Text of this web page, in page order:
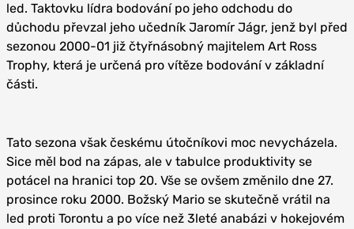
led. Taktovku lídra bodování po jeho odchodu do
důchodu převzal jeho učedník Jaromír Jágr, jenž byl před
sezonou 2000-01 již čtyřnásobný majitelem Art Ross
Trophy, která je určená pro vítěze bodování v základní
části.
Tato sezona však českému útočníkovi moc nevycházela.
Sice měl bod na zápas, ale v tabulce produktivity se
potácel na hranici top 20. Vše se ovšem změnilo dne 27.
prosince roku 2000. Božský Mario se skutečně vrátil na
led proti Torontu a po více než 3leté anabázi v hokejovém